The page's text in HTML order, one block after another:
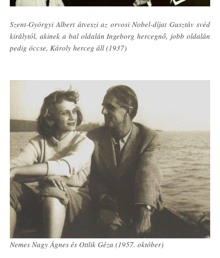
Szent-Györgyi Albert átveszi az orvosi Nobel-díjat Gusztáv svéd
királytól, akinek a bal oldalán Ingeborg hercegnő, jobb oldalán
pedig öccse, Károly herceg áll (1937)
Nemes Nagy Ágnes és Ottlik Géza (1957. október)